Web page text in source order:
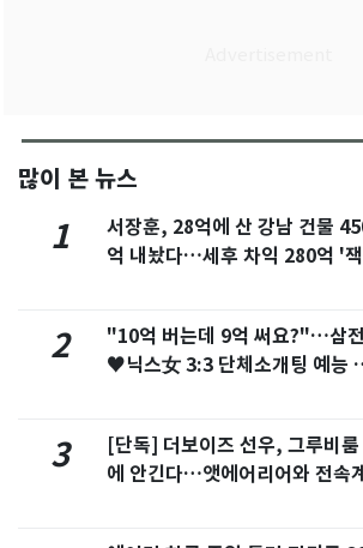
많이 본 뉴스
1
서장훈, 28억에 산 강남 건물
억 내놨다…세후 차익 280억 '
2
"10억 버는데 9억 써요?"…삼
♥닉스女 3:3 단체소개팅 예능
3
[단독] 더보이즈 선우, 그루비룸
에 안긴다…앳에어리어와 전속